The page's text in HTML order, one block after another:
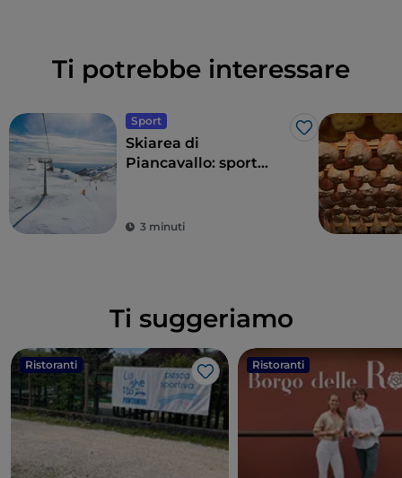
Ti potrebbe interessare
Sport
Like
Skiarea di
Piancavallo: sport
3 minuti
Ti suggeriamo
Ristoranti
Like
Ristoranti